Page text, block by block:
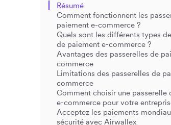
Résumé
Comment fonctionnent les
paiement e-commerce ?
Quels sont les différents types
de paiement e-commerce ?
Avantages des passerelles de
commerce
Limitations des passerelles de
commerce
Comment choisir une passerelle
e-commerce pour votre
Acceptez les paiements
sécurité avec Airwallex